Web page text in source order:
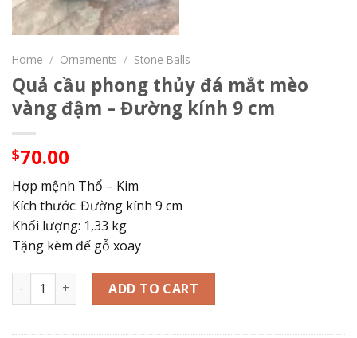
Home / Ornaments / Stone Balls
Quả cầu phong thủy đá mắt mèo
vàng đậm – Đường kính 9 cm
$70.00
Hợp mệnh Thổ – Kim
Kích thước: Đường kính 9 cm
Khối lượng: 1,33 kg
Tặng kèm đế gỗ xoay
Quả cầu phong thủy đá mắt mèo vàng đậm - Đường kính
ADD TO CART